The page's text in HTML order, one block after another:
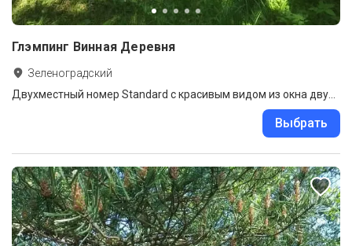
Глэмпинг Винная Деревня
Зеленоградский
Выбрать